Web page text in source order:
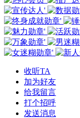
收听TA
加为好友
给我留言
打个招呼
发送消息